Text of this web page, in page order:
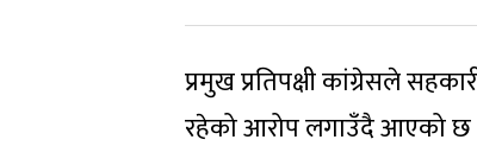
प्रमुख प्रतिपक्षी कांग्रेसले
रहेको आरोप लगाउँदै आएको छ